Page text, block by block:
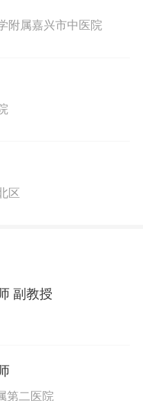
附属嘉兴市中医院
区
副教授
第二医院